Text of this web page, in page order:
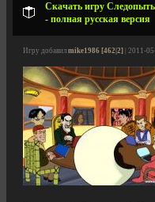
Скачать игру
- полная русская версия
Игру добавил mike1986 [462|2] | 2011-